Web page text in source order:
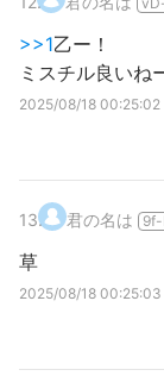
>>1乙ー！
ミスチル良いね
2025/08/18 00:25:02
13. 君の名は
草
2025/08/18 00:25:03